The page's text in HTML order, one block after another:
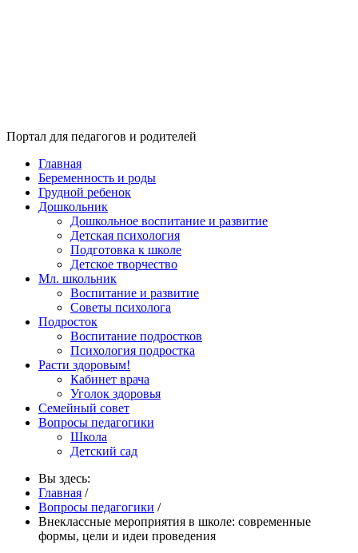
Портал для педагогов и родителей
Главная
Беременность и роды
Грудной ребенок
Дошкольник
Дошкольное воспитание и развитие
Детская психология
Подготовка к школе
Детское творчество
Мл. школьник
Воспитание и развитие
Советы психолога
Подросток
Воспитание подростков
Психология подростка
Расти здоровым!
Кабинет врача
Уголок здоровья
Семейный совет
Вопросы педагогики
Школа
Детский сад
Вы здесь:
Главная /
Вопросы педагогики /
Внеклассные мероприятия в школе: современные
формы, цели и идеи проведения